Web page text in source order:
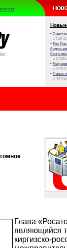
Новые
•
//
• Лео
будущем
быть
//
•
//
• Палач
//
Глава
являющийся
киргизско-